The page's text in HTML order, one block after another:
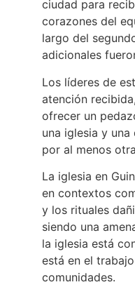
ciudad para
corazones del
largo del
adicionales
Los líderes de
atención
ofrecer un
una iglesia y
por al menos
La iglesia en
en contextos
y los rituales
siendo una
la iglesia está
está en el
comunidades.